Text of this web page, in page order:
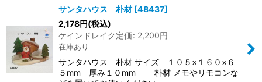
サンタハウス 朴材 [48437]
2,178円(税込)
ケインドレイク定価: 2,200円
在庫あり
サンタハウス 朴材 サイズ １０５×１６０×６
５mm 厚み１０mm 朴材 メモやリモコンな